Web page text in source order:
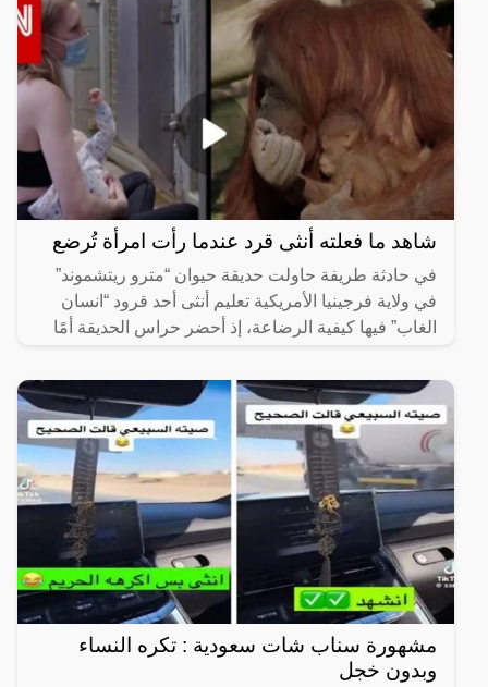
شاهد ما فعلته أنثى قرد عندما رأت امرأة تُرضع
في حادثة طريفة حاولت حديقة حيوان “مترو ريتشموند”
في ولاية فرجينيا الأمريكية تعليم أنثى أحد قرود “انسان
الغاب” فيها كيفية الرضاعة، إذ أحضر حراس الحديقة أمًا
مشهورة سناب شات سعودية : تكره النساء
وبدون خجل